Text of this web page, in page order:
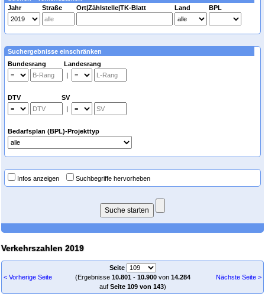
Jahr
Straße Ort|Zählstelle|TK-Blatt Land BPL
Suchergebnisse einschränken
Bundesrang Landesrang
|
DTV SV
|
Bedarfsplan (BPL)-Projekttyp
Infos anzeigen Suchbegriffe hervorheben
Verkehrszahlen 2019
< Vorherige Seite
Seite
(Ergebnisse 10.801- 10.900von 14.284
auf Seite 109 von 143)
Nächste Seite >